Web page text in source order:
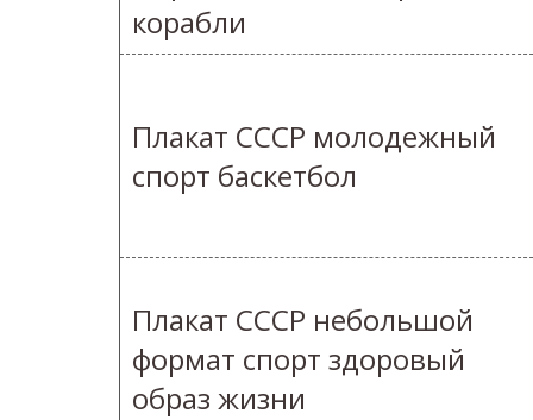
корабли
Плакат СССР молодежный
спорт баскетбол
Плакат СССР небольшой
формат спорт здоровый
образ жизни